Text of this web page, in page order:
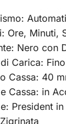
Ore, Minuti,
Nero con
Carica:
Cassa: 40
Cassa: in
President